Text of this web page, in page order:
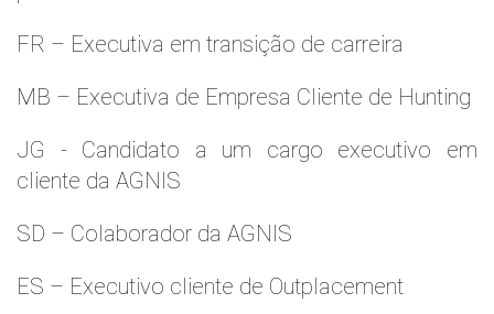
FR – Executiva em transição de carreira
MB – Executiva de Empresa Cliente de Hunting
JG - Candidato a um cargo executivo em
cliente da AGNIS
SD – Colaborador da AGNIS
ES – Executivo cliente de Outplacement